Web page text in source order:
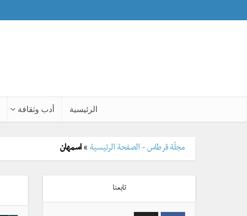
الرئيسية أدب وثقافة
مجلّة قرطاس - الصفحة الرئيسية » اسمهان
تابعنا